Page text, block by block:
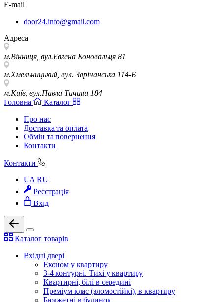
E-mail
door24.info@gmail.com
Адреса
м.Вінниця, вул.Евгена Коновальця 81
м.Хмельницький, вул. Зарічанська 114-Б
м.Київ, вул.Павла Тичини 184
Головна
Каталог
Про нас
Доставка та оплата
Обмін та повернення
Контакти
Контакти
UA RU
Реєстрація
Вхід
Каталог товарів
Вхідні двері
Економ у квартиру
3-4 контурні. Тихі у квартиру
Квартирні, білі в середині
Преміум клас (зломостійкі), в квартиру
Бюджетні в будинок